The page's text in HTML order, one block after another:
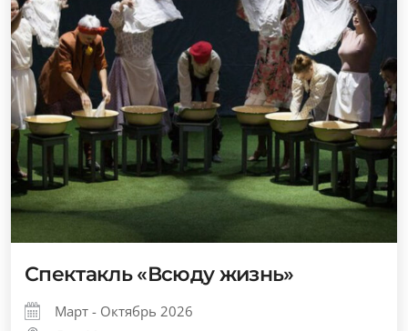
Спектакль «Всюду жизнь»
Март - Октябрь 2026